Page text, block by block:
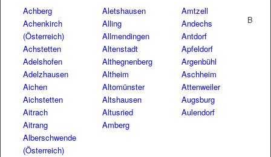
Achberg
Achenkirch
(Österreich)
Achstetten
Adelshofen
Adelzhausen
Aichen
Aichstetten
Aitrach
Aitrang
Alberschwende
(Österreich)
Aletshausen
Alling
Allmendingen
Altenstadt
Althegnenberg
Altheim
Altomünster
Altshausen
Altusried
Amberg
Amtzell
Andechs
Antdorf
Apfeldorf
Argenbühl
Aschheim
Attenweiler
Augsburg
Aulendorf
B